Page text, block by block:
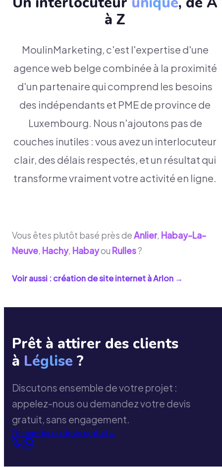
à Z
MoulinMarketing, c'est l'expertise d'une
agence web belge combinée à la proximité
d'un partenaire qui comprend les besoins
des indépendants et PME de province de
Luxembourg. Nous n'ajoutons pas de
couches inutiles : vous avez un interlocuteur
clair, des délais respectés, et un résultat qui
transforme vraiment votre activité en ligne.
Vous êtes plutôt basé près deAnlier, Habay-La-
Neuve, Hachy, Habayou Rulles?
Voir aussi : création de site internet àArlon →
Prêt à attirer des clients
à Léglise ?
Discutons ensemble de votre projet :
appelez-nous ou demandez votre devis
gratuit, sans engagement.
Demander un devis gratuit→